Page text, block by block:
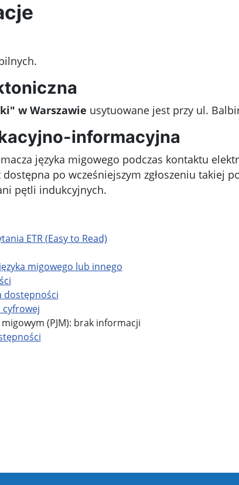
w Warszawie usytuowane jest przy ul.
informacyjna
języka migowego podczas kontaktu
dostępna po wcześniejszym zgłoszeniu
pętli indukcyjnych.
ETR (Easy to Read)
migowego lub innego
dostępności
cyfrowej
(PJM): brak informacji